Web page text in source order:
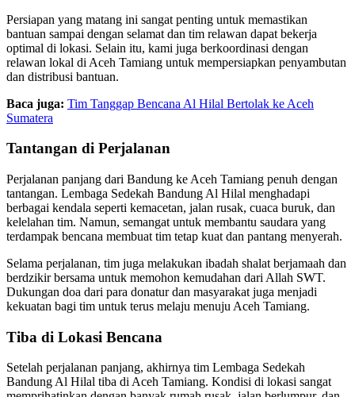
Persiapan yang matang ini sangat penting untuk memastikan
bantuan sampai dengan selamat dan tim relawan dapat bekerja
optimal di lokasi. Selain itu, kami juga berkoordinasi dengan
relawan lokal di Aceh Tamiang untuk mempersiapkan penyambutan
dan distribusi bantuan.
Baca juga: Tim Tanggap Bencana Al Hilal Bertolak ke Aceh
Sumatera
Tantangan di Perjalanan
Perjalanan panjang dari Bandung ke Aceh Tamiang penuh dengan
tantangan. Lembaga Sedekah Bandung Al Hilal menghadapi
berbagai kendala seperti kemacetan, jalan rusak, cuaca buruk, dan
kelelahan tim. Namun, semangat untuk membantu saudara yang
terdampak bencana membuat tim tetap kuat dan pantang menyerah.
Selama perjalanan, tim juga melakukan ibadah shalat berjamaah dan
berdzikir bersama untuk memohon kemudahan dari Allah SWT.
Dukungan doa dari para donatur dan masyarakat juga menjadi
kekuatan bagi tim untuk terus melaju menuju Aceh Tamiang.
Tiba di Lokasi Bencana
Setelah perjalanan panjang, akhirnya tim Lembaga Sedekah
Bandung Al Hilal tiba di Aceh Tamiang. Kondisi di lokasi sangat